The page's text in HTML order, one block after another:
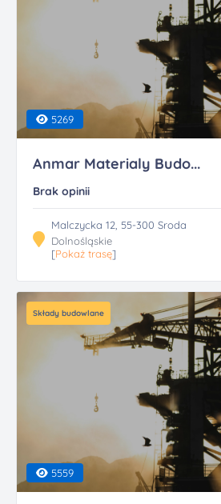
5269
Anmar Materialy Budo...
Brak opinii
Malczycka 12, 55-300 Sroda
Dolnośląskie
[Pokaż trasę]
Składy budowlane
5559